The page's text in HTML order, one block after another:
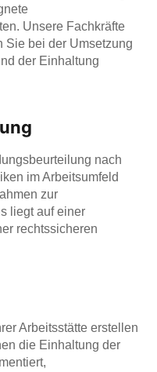
Unsere Fachkräfte
Sie bei der Umsetzung
der Einhaltung
nach
im Arbeitsumfeld
zur
liegt auf einer
rechtssicheren
Arbeitsstätte erstellen
die Einhaltung der